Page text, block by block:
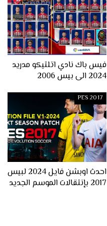
فيس باك نادي اتلتيكو مدريد
2024 الى بيس 2006
PES 2017
احدث اوبشن فايل 2024 لبيس
2017 بإنتقالات الموسم الجديد